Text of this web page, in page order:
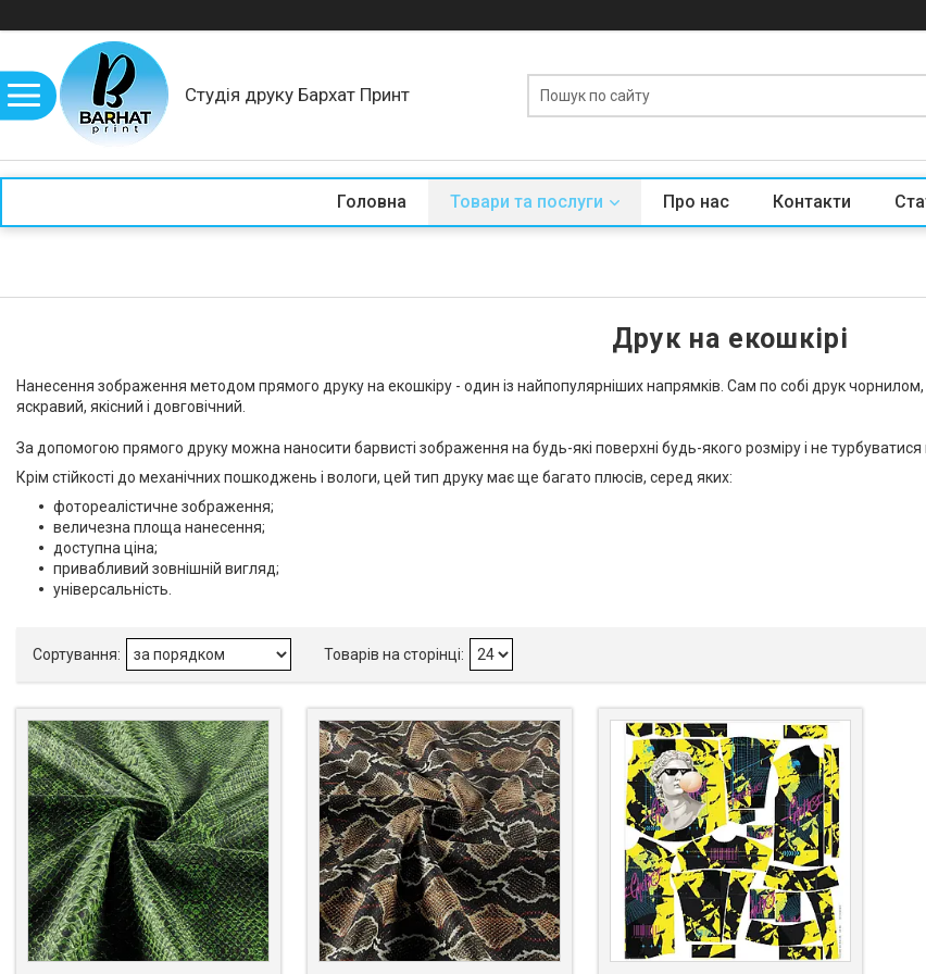
Студія друку Бархат Принт
Головна Товари та послуги Про нас Контакти
Друк на екошкірі
Нанесення зображення методом прямого друку на екошкіру - один із найпопулярніших напрямків. Сам по собі друк
яскравий, якісний і довговічний.
За допомогою прямого друку можна наносити барвисті зображення на будь-які поверхні будь-якого розміру і не турбуватися
Крім стійкості до механічних пошкоджень і вологи, цей тип друку має ще багато плюсів, серед яких:
фотореалістичне зображення;
величезна площа нанесення;
доступна ціна;
привабливий зовнішній вигляд;
універсальність.